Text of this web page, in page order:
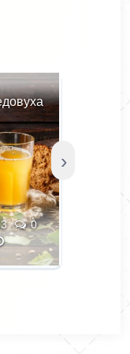
Домашний горячий
шок...
0
›